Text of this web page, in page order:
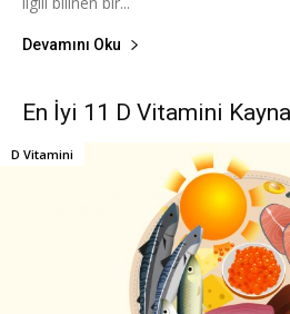
Devamını Oku
En İyi 11 D Vitamini
D Vitamini